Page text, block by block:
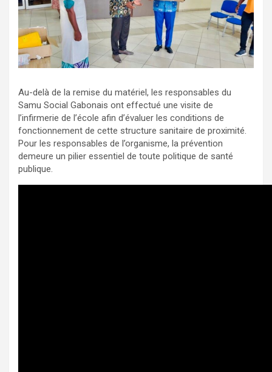
Au-delà de la remise du matériel, les responsables du
Samu Social Gabonais ont effectué une visite de
l’infirmerie de l’école afin d’évaluer les conditions de
fonctionnement de cette structure sanitaire de proximité.
Pour les responsables de l’organisme, la prévention
demeure un pilier essentiel de toute politique de santé
publique.